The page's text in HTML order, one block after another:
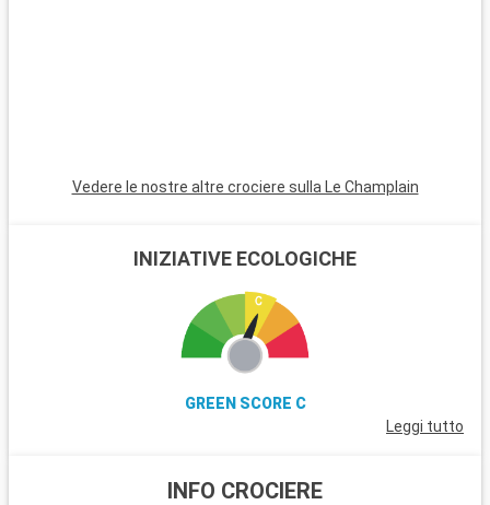
Vedere le nostre altre crociere sulla Le Champlain
INIZIATIVE ECOLOGICHE
GREEN SCORE C
Leggi tutto
INFO CROCIERE